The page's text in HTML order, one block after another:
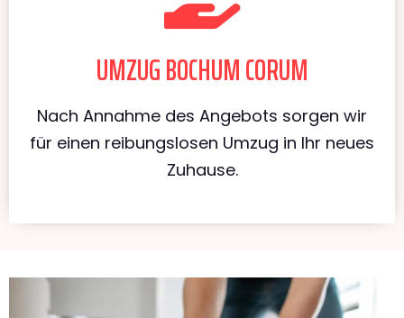
UMZUG BOCHUM CORUM
Nach Annahme des Angebots sorgen wir
für einen reibungslosen Umzug in Ihr neues
Zuhause.